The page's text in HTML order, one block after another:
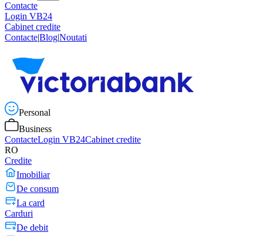
Contacte
Login VB24
Cabinet credite
Contacte|Blog|Noutati
Personal
Business
ContacteLogin VB24Cabinet credite
RO
Credite
Imobiliar
De consum
La card
Carduri
De debit